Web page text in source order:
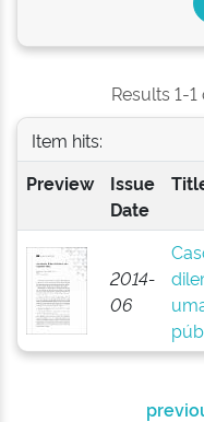
Results 1-
Item hits:
Preview
Issue
Date
2014-
06